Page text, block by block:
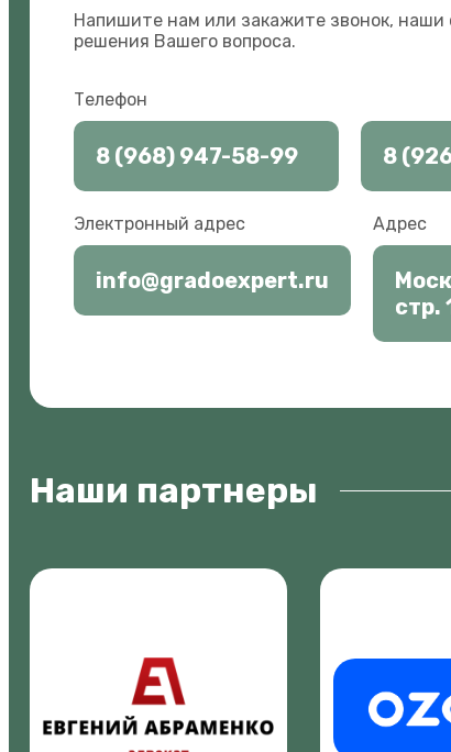
Напишите нам или закажите звонок,
решения Вашего вопроса.
Телефон
8 (968) 947-58-99 8
Электронный адрес
info@gradoexpert.ru
Адрес
стр.
Наши партнеры